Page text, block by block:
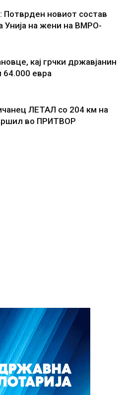
Потврден новиот состав
Унија на жени на ВМРО-
кај грчки државјанин
64.000 евра
ЛЕТАЛ со 204 км на
во ПРИТВОР